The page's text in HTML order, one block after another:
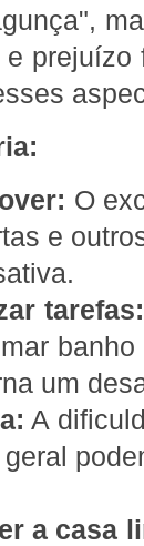
prejuízo
O
e
tarefas:
um
A
a casa